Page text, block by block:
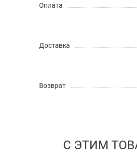
Оплата
Доставка
Возврат
С ЭТИМ